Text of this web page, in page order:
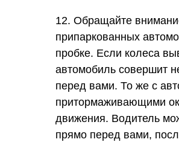
12. Обращайте
припаркованных
пробке. Если колеса
автомобиль совершит
перед вами. То же с
притормаживающими
движения. Водитель
прямо перед вами,